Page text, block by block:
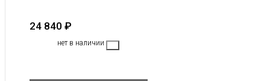
24 840 ₽
нет в наличии